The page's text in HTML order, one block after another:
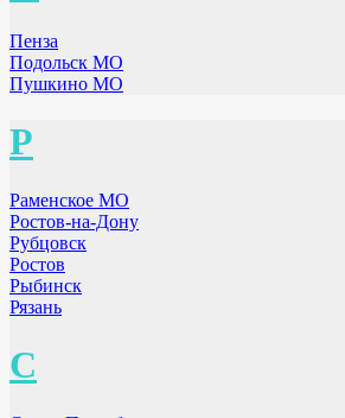
Пенза
Подольск МО
Пушкино МО
Р
Раменское МО
Ростов-на-Дону
Рубцовск
Ростов
Рыбинск
Рязань
С